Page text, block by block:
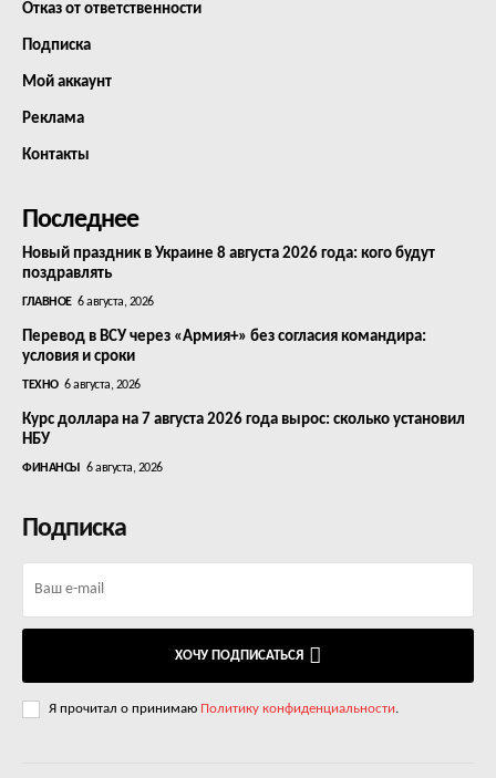
Отказ от ответственности
Подписка
Мой аккаунт
Реклама
Контакты
Последнее
Новый праздник в Украине 8 августа 2026 года: кого будут
поздравлять
ГЛАВНОЕ 6 августа, 2026
Перевод в ВСУ через «Армия+» без согласия командира:
условия и сроки
ТЕХНО 6 августа, 2026
Курс доллара на 7 августа 2026 года вырос: сколько установил
НБУ
ФИНАНСЫ 6 августа, 2026
Подписка
ХОЧУ ПОДПИСАТЬСЯ
Я прочитал о принимаю Политику конфиденциальности.